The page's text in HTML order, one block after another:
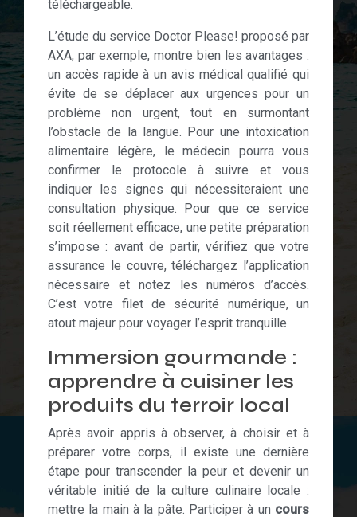
téléchargeable.
L’étude du service Doctor Please! proposé par
AXA, par exemple, montre bien les avantages :
un accès rapide à un avis médical qualifié qui
évite de se déplacer aux urgences pour un
problème non urgent, tout en surmontant
l’obstacle de la langue. Pour une intoxication
alimentaire légère, le médecin pourra vous
confirmer le protocole à suivre et vous
indiquer les signes qui nécessiteraient une
consultation physique. Pour que ce service
soit réellement efficace, une petite préparation
s’impose : avant de partir, vérifiez que votre
assurance le couvre, téléchargez l’application
nécessaire et notez les numéros d’accès.
C’est votre filet de sécurité numérique, un
atout majeur pour voyager l’esprit tranquille.
Immersion gourmande :
apprendre à cuisiner les
produits du terroir local
Après avoir appris à observer, à choisir et à
préparer votre corps, il existe une dernière
étape pour transcender la peur et devenir un
véritable initié de la culture culinaire locale :
mettre la main à la pâte. Participer à un cours